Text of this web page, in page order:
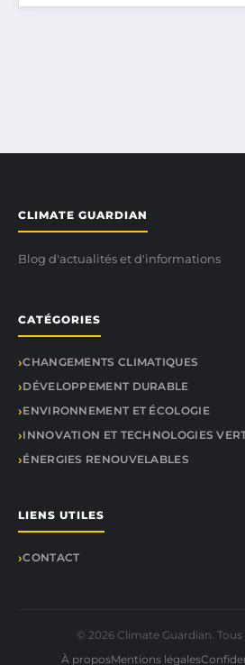
CLIMATE GUARDIAN
Blog d'actualités et d'informations
CATÉGORIES
CHANGEMENTS CLIMATIQUES
DÉVELOPPEMENT DURABLE
ENVIRONNEMENT ET ÉCOLOGIE
INNOVATION ET TECHNOLOGIES
ÉNERGIES RENOUVELABLES
LIENS UTILES
CONTACT
© 2026 Climate Guardian.
À proposMentions légales